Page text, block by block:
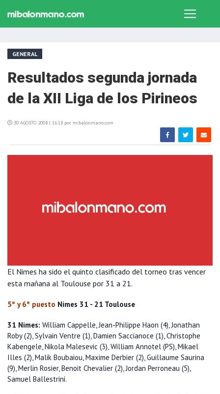
GENERAL
Resultados segunda jornada
de la XII Liga de los Pirineos
30 AGOSTO 2008 | 16:18 por mibalonmano.com
El Nimes ha sido el quinto clasificado del torneo tras vencer
esta mañana al Toulouse por 31 a 21.
5º y 6º puesto Nimes 31 - 21 Toulouse
31 Nimes: William Cappelle, Jean-Philippe Haon (4), Jonathan
Roby (2), Sylvain Ventre (1), Damien Saccianoce (1), Christophe
Kabengele, Nikola Malesevic (3), William Annotel (PS), Mikael
Illes (2), Malik Boubaiou, Maxime Derbier (2), Guillaume Saurina
(9), Merlin Rosier, Benoit Chevalier (2), Jordan Perroneau (5),
Samuel Ballestrini.